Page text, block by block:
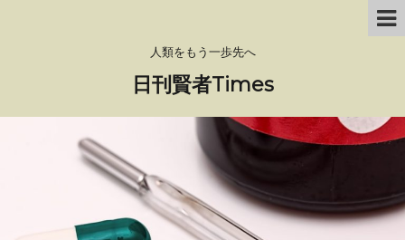
人類をもう一歩先へ
日刊賢者Times